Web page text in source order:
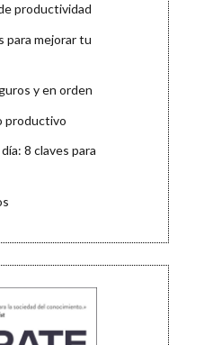
productividad
para mejorar tu
y en orden
productivo
8 claves para